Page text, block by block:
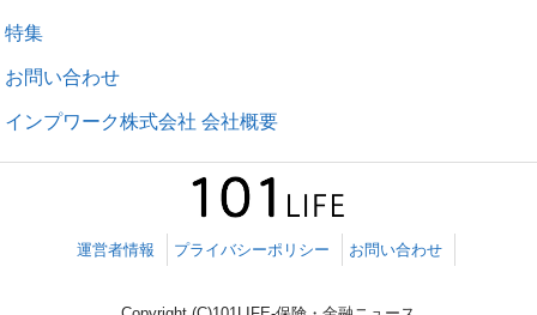
特集
お問い合わせ
インプワーク株式会社 会社概要
運営者情報 プライバシーポリシー お問い合わせ